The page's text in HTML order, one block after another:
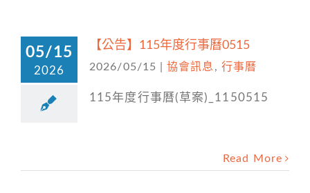
05/15
2026
【公告】115年度行事曆0515
2026/05/15 協會訊息 , 行事曆
115年度行事曆(草案)_1150515
Read More